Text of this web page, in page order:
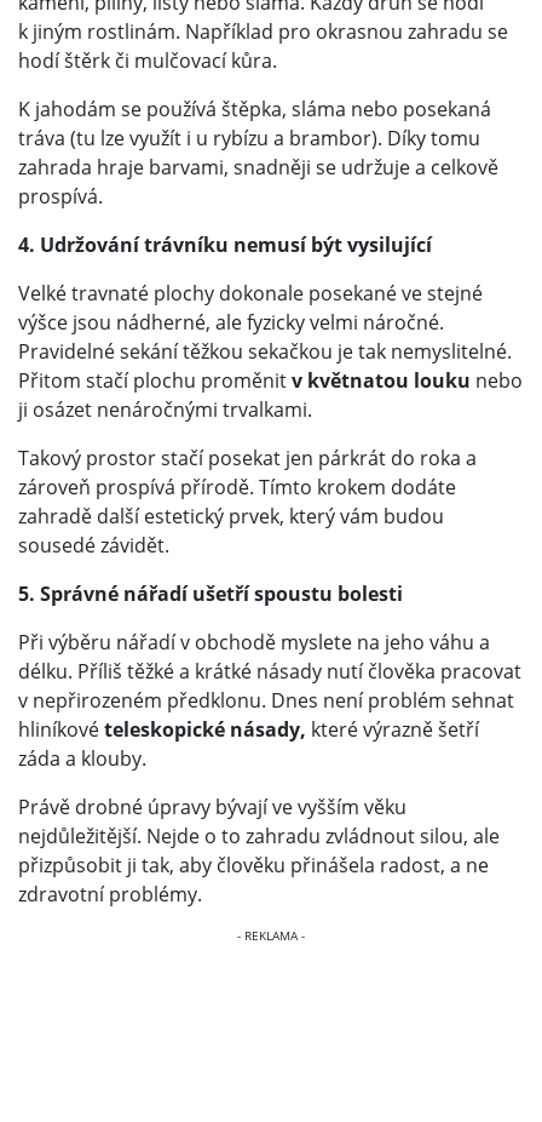
k jiným rostlinám. Například pro okrasnou zahradu se
hodí štěrk či mulčovací kůra.
K jahodám se používá štěpka, sláma nebo posekaná
tráva (tu lze využít i u rybízu a brambor). Díky tomu
zahrada hraje barvami, snadněji se udržuje a celkově
prospívá.
4. Udržování trávníku nemusí být vysilující
Velké travnaté plochy dokonale posekané ve stejné
výšce jsou nádherné, ale fyzicky velmi náročné.
Pravidelné sekání těžkou sekačkou je tak nemyslitelné.
Přitom stačí plochu proměnitv květnatou louku nebo
ji osázet nenáročnými trvalkami.
Takový prostor stačí posekat jen párkrát do roka a
zároveň prospívá přírodě. Tímto krokem dodáte
zahradě další estetický prvek, který vám budou
sousedé závidět.
5. Správné nářadí ušetří spoustu bolesti
Při výběru nářadí v obchodě myslete na jeho váhu a
délku. Příliš těžké a krátké násady nutí člověka pracovat
v nepřirozeném předklonu. Dnes není problém sehnat
hliníkovételeskopické násady, které výrazně šetří
záda a klouby.
Právě drobné úpravy bývají ve vyšším věku
nejdůležitější. Nejde o to zahradu zvládnout silou, ale
přizpůsobit ji tak, aby člověku přinášela radost, a ne
zdravotní problémy.